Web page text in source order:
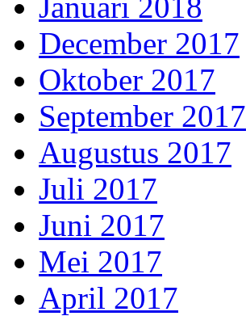
December 2017
Oktober 2017
September 2017
Augustus 2017
Juli 2017
Juni 2017
Mei 2017
April 2017